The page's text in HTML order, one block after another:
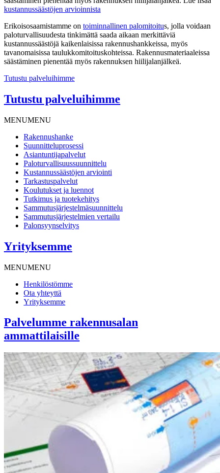
kustannussäästöjen arvioinnista
Erikoisosaamistamme on toiminnallinen palomitoitus, jolla voidaan
paloturvallisuudesta tinkimättä saada aikaan merkittäviä
kustannussäästöjä kaikenlaisissa rakennushankkeissa, myös
tavanomaisissa taulukkomitoituskohteissa. Rakennusmateriaaleissa
säästäminen pienentää myös rakennuksen hiilijalanjälkeä.
Tutustu palveluihimme
Tutustu palveluihimme
MENUMENU
Rakennushanke
Suunnitteluprosessi
Asiantuntijapalvelut
Paloturvallisuussuunnittelu
Kustannussäästöjen arviointi
Tarkastuspalvelut
Koulutukset ja luennot
Tutkimus ja tuotekehitys
Sammutusjärjestelmäsuunnittelu
Sammutusjärjestelmien vertailu
Palonsyynselvitys
Yrityksemme
MENUMENU
Henkilöstömme
Ota yhteyttä
Yrityksemme
Palvelumme rakennusalan
ammattilaisille